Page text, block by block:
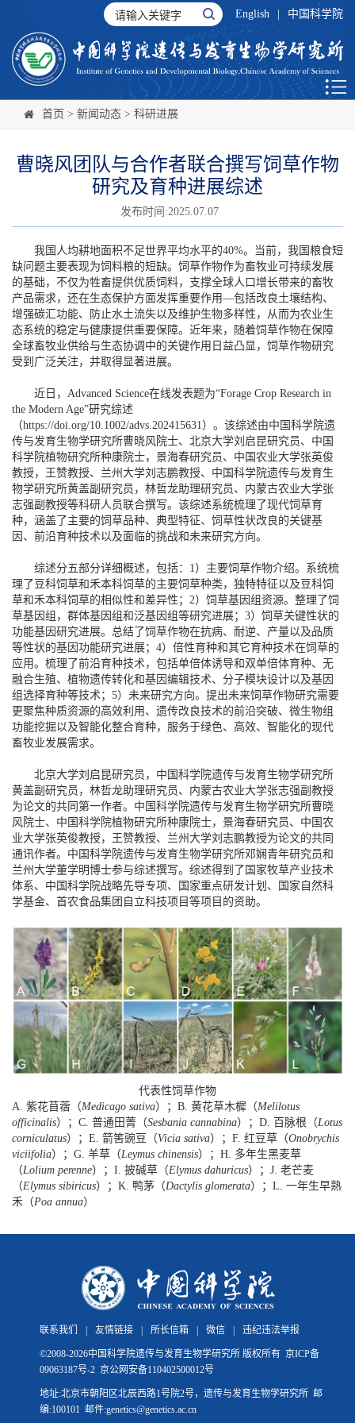
English 中国科学院
首页 > 新闻动态 > 科研进展
曹晓风团队与合作者联合撰写饲草作物
研究及育种进展综述
发布时间:2025.07.07
我国人均耕地面积不足世界平均水平的40%。当前，我国粮食短
缺问题主要表现为饲料粮的短缺。饲草作物作为畜牧业可持续发展
的基础，不仅为牲畜提供优质饲料，支撑全球人口增长带来的畜牧
产品需求，还在生态保护方面发挥重要作用­—包括改良土壤结构、
增强碳汇功能、防止水土流失以及维护生物多样性，从而为农业生
态系统的稳定与健康提供重要保障。近年来，随着饲草作物在保障
全球畜牧业供给与生态协调中的关键作用日益凸显，饲草作物研究
受到广泛关注，并取得显著进展。
近日，Advanced Science在线发表题为“Forage Crop Research in
the Modern Age”研究综述
（https://doi.org/10.1002/advs.202415631）。该综述由中国科学院遗
传与发育生物学研究所曹晓风院士、北京大学刘启昆研究员、中国
科学院植物研究所种康院士，景海春研究员、中国农业大学张英俊
教授，王赞教授、兰州大学刘志鹏教授、中国科学院遗传与发育生
物学研究所黄盖副研究员，林哲龙助理研究员、内蒙古农业大学张
志强副教授等科研人员联合撰写。该综述系统梳理了现代饲草育
种，涵盖了主要的饲草品种、典型特征、饲草性状改良的关键基
因、前沿育种技术以及面临的挑战和未来研究方向。
综述分五部分详细概述，包括：1）主要饲草作物介绍。系统梳
理了豆科饲草和禾本科饲草的主要饲草种类，独特特征以及豆科饲
草和禾本科饲草的相似性和差异性；2）饲草基因组资源。整理了饲
草基因组，群体基因组和泛基因组等研究进展；3）饲草关键性状的
功能基因研究进展。总结了饲草作物在抗病、耐逆、产量以及品质
等性状的基因功能研究进展；4）倍性育种和其它育种技术在饲草的
应用。梳理了前沿育种技术，包括单倍体诱导和双单倍体育种、无
融合生殖、植物遗传转化和基因编辑技术、分子模块设计以及基因
组选择育种等技术；5）未来研究方向。提出未来饲草作物研究需要
更聚焦种质资源的高效利用、遗传改良技术的前沿突破、微生物组
功能挖掘以及智能化整合育种，服务于绿色、高效、智能化的现代
畜牧业发展需求。
北京大学刘启昆研究员，中国科学院遗传与发育生物学研究所
黄盖副研究员，林哲龙助理研究员、内蒙古农业大学张志强副教授
为论文的共同第一作者。中国科学院遗传与发育生物学研究所曹晓
风院士、中国科学院植物研究所种康院士，景海春研究员、中国农
业大学张英俊教授，王赞教授、兰州大学刘志鹏教授为论文的共同
通讯作者。中国科学院遗传与发育生物学研究所邓娴青年研究员和
兰州大学董学明博士参与综述撰写。综述得到了国家牧草产业技术
体系、中国科学院战略先导专项、国家重点研发计划、国家自然科
学基金、首农食品集团自立科技项目等项目的资助。
代表性饲草作物
A. 紫花苜蓿（Medicago sativa）；B. 黄花草木樨（Melilotus
officinalis）；C. 普通田菁（Sesbania cannabina）；D. 百脉根（Lotus
corniculatus）；E. 箭筈豌豆（Vicia sativa）；F. 红豆草（Onobrychis
viciifolia）；G. 羊草（Leymus chinensis）；H. 多年生黑麦草
（Lolium perenne）；I. 披碱草（Elymus dahuricus）；J. 老芒麦
（Elymus sibiricus）；K. 鸭茅（Dactylis glomerata）；L. 一年生早熟
禾（Poa annua）
联系我们 友情链接 所长信箱 微信 违纪违法举报
©2008-2026中国科学院遗传与发育生物学研究所 版权所有 京ICP备
09063187号-2 京公网安备110402500012号
地址:北京市朝阳区北辰西路1号院2号，遗传与发育生物学研究所 邮
编:100101 邮件:genetics@genetics.ac.cn